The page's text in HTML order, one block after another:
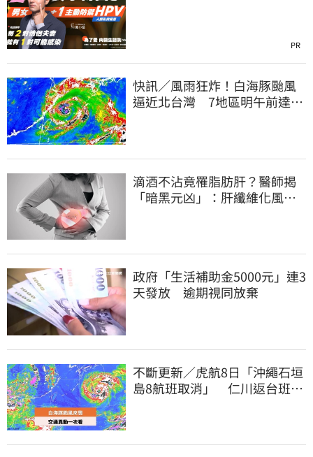
PR
快訊／風雨狂炸！白海豚颱風
逼近北台灣 7地區明午前達停
滴酒不沾竟罹脂肪肝？醫師揭
「暗黑元凶」：肝纖維化風險
政府「生活補助金5000元」連3
天發放 逾期視同放棄
不斷更新／虎航8日「沖繩石垣
島8航班取消」 仁川返台班機